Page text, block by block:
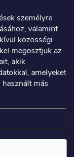
személyre
valamint
közösségi
megosztjuk az
akik
amelyeket
más
jog fenntartva.